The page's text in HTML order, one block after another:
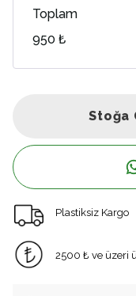
Toplam
950 ₺
Stoğa
Plastiksiz Kargo
2500 ₺ ve üzeri